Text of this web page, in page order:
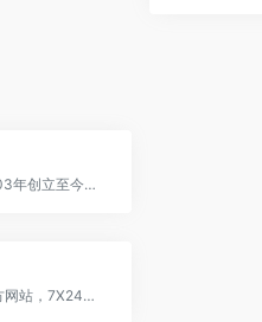
腾讯网从2003年创立至今，已...
第一财经官方网站，7X24小时...